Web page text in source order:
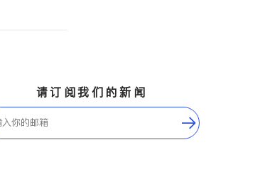
请订阅我们的新闻